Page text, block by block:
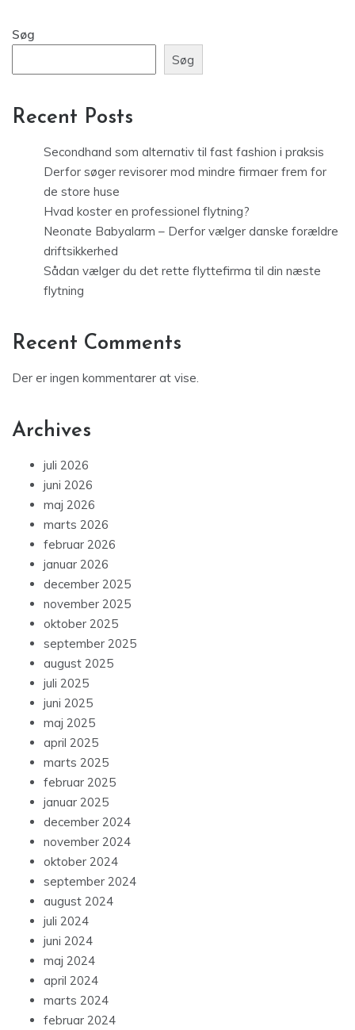
Søg
Søg
Recent Posts
Secondhand som alternativ til fast fashion i praksis
Derfor søger revisorer mod mindre firmaer frem for
de store huse
Hvad koster en professionel flytning?
Neonate Babyalarm – Derfor vælger danske forældre
driftsikkerhed
Sådan vælger du det rette flyttefirma til din næste
flytning
Recent Comments
Der er ingen kommentarer at vise.
Archives
juli 2026
juni 2026
maj 2026
marts 2026
februar 2026
januar 2026
december 2025
november 2025
oktober 2025
september 2025
august 2025
juli 2025
juni 2025
maj 2025
april 2025
marts 2025
februar 2025
januar 2025
december 2024
november 2024
oktober 2024
september 2024
august 2024
juli 2024
juni 2024
maj 2024
april 2024
marts 2024
februar 2024